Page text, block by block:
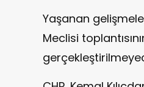
Yaşanan
Meclisi